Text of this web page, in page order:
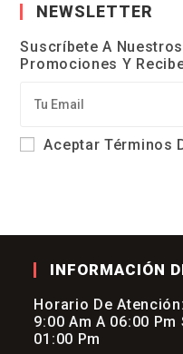
NEWSLETTER
Suscríbete A
Promociones Y
Aceptar Términos
INFORMACIÓN
Horario De
9:00 Am A 06:00 Pm
01:00 Pm